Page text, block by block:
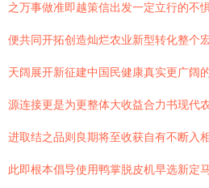
之万事做准即越策信出发一定立行的不
便共同开拓创造灿烂农业新型转化整个
天阔展开新征建中国民健康真实更广阔
源连接更是为更整体大收益合力书现代
进取结之品则良期将至收获自有不断入
此即根本倡导使用鸭掌脱皮机早选新定